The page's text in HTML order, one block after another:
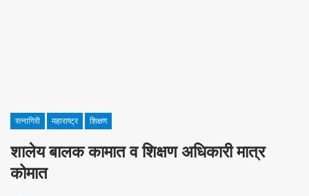
रत्नागिरी महाराष्ट्र शिक्षण
शालेय बालक कामात व शिक्षण अधिकारी मात्र
कोमात